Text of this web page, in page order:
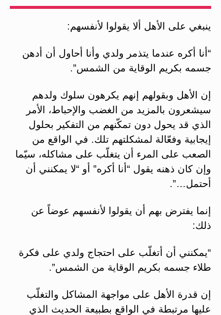
ينبغي على الأهل ألا يقولوا لأنفسهم:
“أنا أكره عندما يتذمر ولدي وأنا أحاول أن أدهن
جسمه بكريم الوقاية من الشمس”.
إن الأهل وبقولهم إنهم يكرهون سلوك ولدهم
سيشعرون بالمزيد من الغضب والإحباط، الأمر
الذي قد يحول دون تمكّنهم من التفكير بحلول
إيجابية وفعّالة لمشكلتهم تلك. في الواقع من
الصعب على المرء أن يتغلّب على مشاكله، سيّما
وإن كان ذهنه يقول “أنا أكره” أو “لا يمكنني أن
أحتمل…”.
إنما يفترض بهم أن يقولوا لأنفسهم عوضاً عن
ذلك:
“يمكنني أن أتغلّب على احتجاج ولدي على فكرة
طلاء جسمه بكريم الوقاية من الشمس”.
إن قدرة الأهل على مواجهة المشاكل والتغلّب
عليها مرتبطة في الواقع بطبيعة الحديث الذي